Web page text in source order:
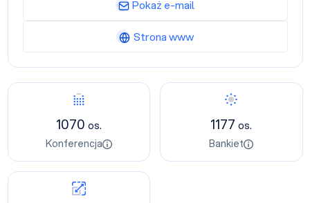
1070 os.
Konferencja
1177os.
Bankiet
Pokaż e-mail
Strona www